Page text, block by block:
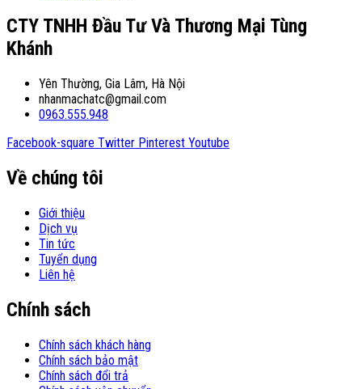
CTY TNHH Đầu Tư Và Thương Mại Tùng
Khánh
Yên Thường, Gia Lâm, Hà Nội
nhanmachatc@gmail.com
0963.555.948
Facebook-square Twitter Pinterest Youtube
Về chúng tôi
Giới thiệu
Dịch vụ
Tin tức
Tuyển dụng
Liên hệ
Chính sách
Chính sách khách hàng
Chính sách bảo mật
Chính sách đổi trả